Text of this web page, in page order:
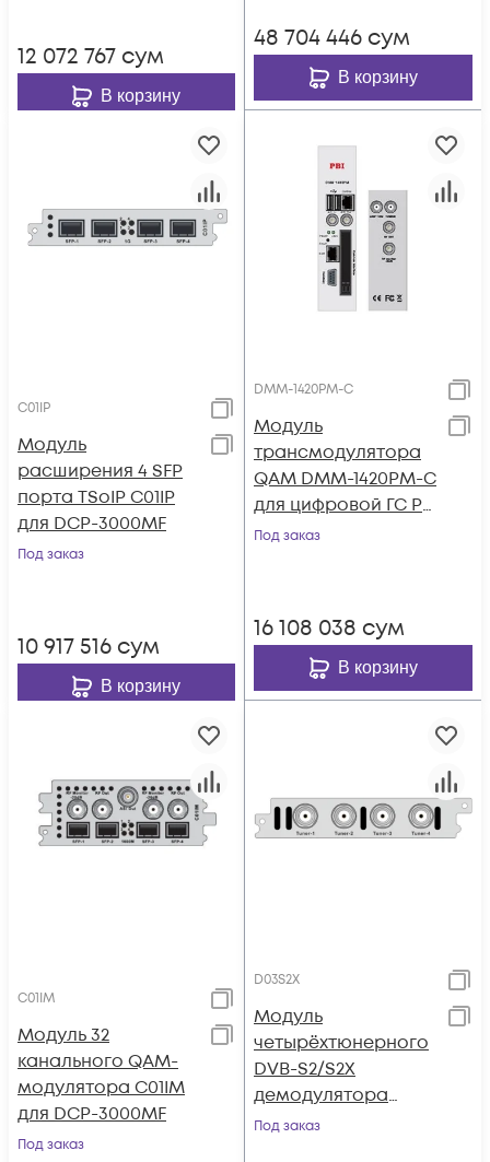
12 072 767 сум
В корзину
48 704 446 сум
В корзину
C01IP
Модуль
расширения 4 SFP
порта TSoIP C01IP
для DCP-3000MF
Под заказ
10 917 516 сум
В корзину
DMM-1420PM-C
Модуль
трансмодулятора
QAM DMM-1420PM-C
для цифровой ГС PBI
DMM-1000
Под заказ
16 108 038 сум
В корзину
C01IM
Модуль 32
канального QAM-
модулятора C01IM
для DCP-3000MF
Под заказ
D03S2X
Модуль
четырёхтюнерного
DVB-S2/S2X
демодулятора
поддержка BISS и
Под заказ